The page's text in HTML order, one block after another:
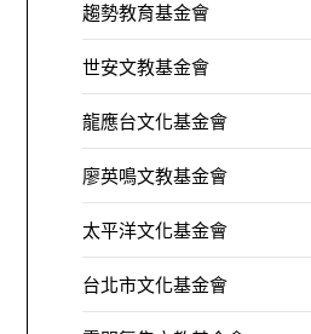
趨勢教育基金會
世安文教基金會
龍應台文化基金會
廖英鳴文教基金會
太平洋文化基金會
台北市文化基金會